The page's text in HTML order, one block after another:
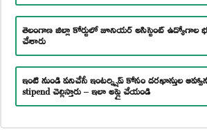
తెలంగాణ జిల్లా కోర్టులో జూనియర్ అసిస్టెంట్ ఉద్యోగాల
చేశారు
ఇంటి నుండి పనిచేసే ఇంటర్న్షిప్ కోసం దరఖాస్తుల
stipend చెల్లిస్తారు – ఇలా అప్లై చేయండి